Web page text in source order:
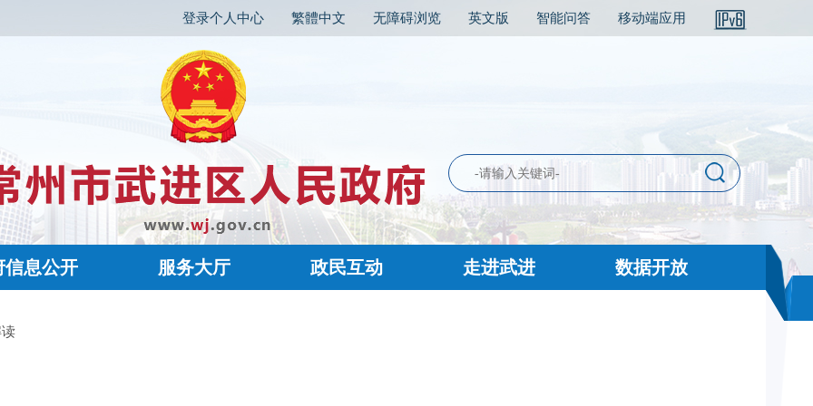
登录个人中心 繁體中文 无障碍浏览 英文版 智能问答 移动端应用
信息公开 服务大厅 政民互动 走进武进 数据开放